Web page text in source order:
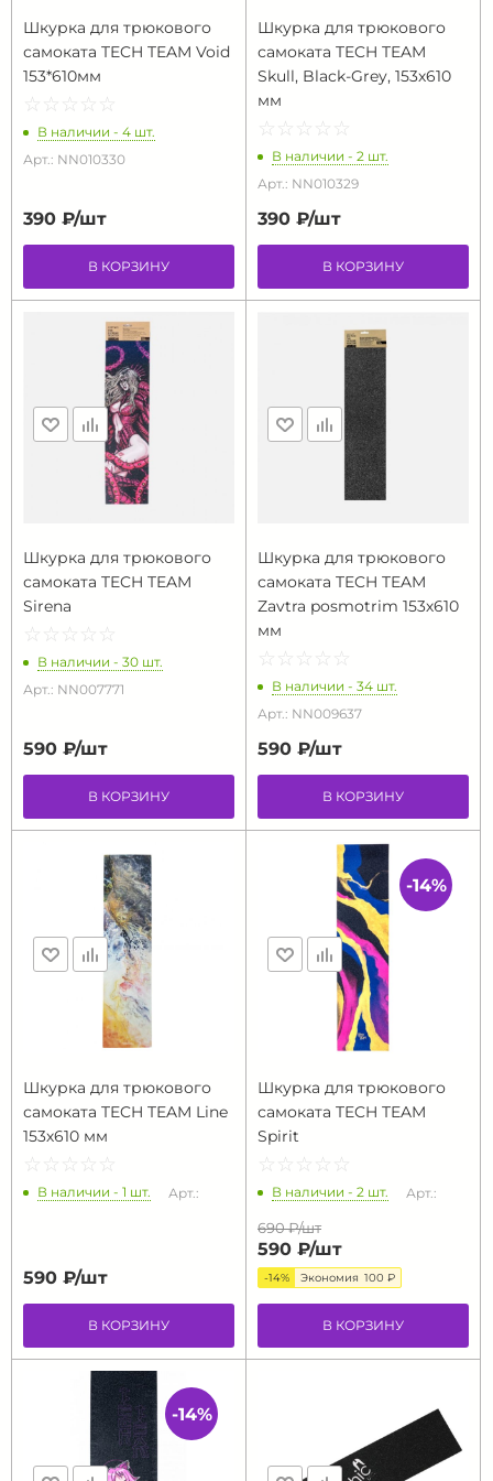
Шкурка для трюкового
самоката TECH TEAM Void
153*610мм
☆ ☆ ☆ ☆ ☆
★ ★ ★ ★ ★
В наличии - 4 шт.
Арт.: NN010330
390 ₽/шт
В КОРЗИНУ
Шкурка для трюкового
самоката TECH TEAM
Skull, Black-Grey, 153х610
мм
☆ ☆ ☆ ☆ ☆
★ ★ ★ ★ ★
В наличии - 2 шт.
Арт.: NN010329
390 ₽/шт
В КОРЗИНУ
Шкурка для трюкового
самоката TECH TEAM
Sirena
☆ ☆ ☆ ☆ ☆
★ ★ ★ ★ ★
В наличии - 30 шт.
Арт.: NN007771
590 ₽/шт
В КОРЗИНУ
Шкурка для трюкового
самоката TECH TEAM
Zavtra posmotrim 153х610
мм
☆ ☆ ☆ ☆ ☆
★ ★ ★ ★ ★
В наличии - 34 шт.
Арт.: NN009637
590 ₽/шт
В КОРЗИНУ
Шкурка для трюкового
самоката TECH TEAM Line
153х610 мм
☆ ☆ ☆ ☆ ☆
★ ★ ★ ★ ★
В наличии - 1 шт. Арт.:
590 ₽/шт
В КОРЗИНУ
Шкурка для трюкового
самоката TECH TEAM
Spirit
☆ ☆ ☆ ☆ ☆
★ ★ ★ ★ ★
В наличии - 2 шт. Арт.:
690 ₽/шт
590 ₽/шт
-14% Экономия 100 ₽
В КОРЗИНУ
-14%
-14%